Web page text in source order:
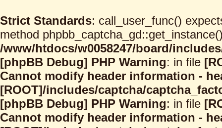
Strict Standards: call_user_func()
method
/www/htdocs/w0058247/board/
[phpBB Debug] PHP Warning: in file
Cannot modify header information -
[ROOT]/includes/captcha/
[phpBB Debug] PHP Warning: in file
Cannot modify header information -